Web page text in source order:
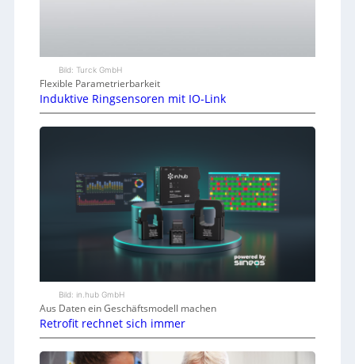
Bild: Turck GmbH
Flexible Parametrierbarkeit
Induktive Ringsensoren mit IO-Link
Bild: in.hub GmbH
Aus Daten ein Geschäftsmodell machen
Retrofit rechnet sich immer